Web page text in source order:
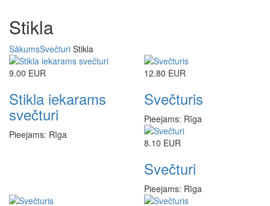
Stikla
SākumsSvečturi Stikla
9.00 EUR
Stikla iekarams
svečturi
Pieejams: Rīga
12.80 EUR
Svečturis
Pieejams: Rīga
8.10 EUR
Svečturi
Pieejams: Rīga